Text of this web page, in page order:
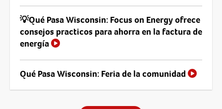
💡Qué Pasa Wisconsin: Focus on Energy ofrece
consejos practicos para ahorra en la factura de
energía
Qué Pasa Wisconsin: Feria de la comunidad